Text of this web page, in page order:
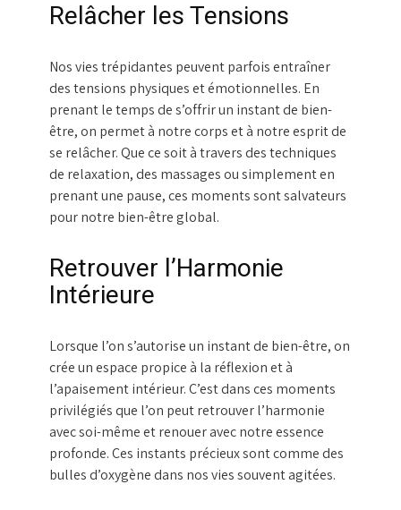
Relâcher les Tensions
Nos vies trépidantes peuvent parfois entraîner
des tensions physiques et émotionnelles. En
prenant le temps de s’offrir un instant de bien-
être, on permet à notre corps et à notre esprit de
se relâcher. Que ce soit à travers des techniques
de relaxation, des massages ou simplement en
prenant une pause, ces moments sont salvateurs
pour notre bien-être global.
Retrouver l’Harmonie
Intérieure
Lorsque l’on s’autorise un instant de bien-être, on
crée un espace propice à la réflexion et à
l’apaisement intérieur. C’est dans ces moments
privilégiés que l’on peut retrouver l’harmonie
avec soi-même et renouer avec notre essence
profonde. Ces instants précieux sont comme des
bulles d’oxygène dans nos vies souvent agitées.